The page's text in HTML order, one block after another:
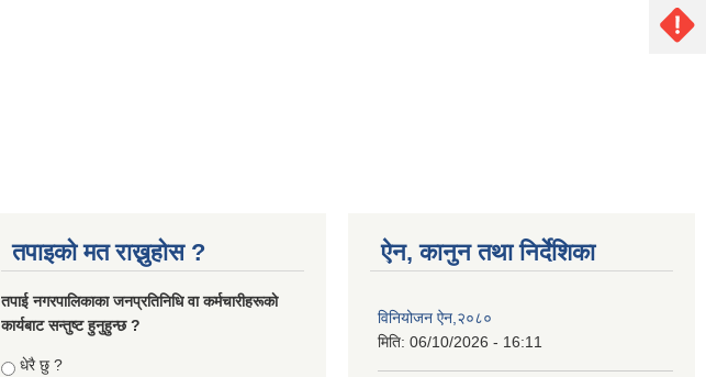
तपाइको मत राख्नुहोस ?
तपा‌ई नगरपालिकाका जनप्रतिनिधि वा कर्मचारीहरूकाे
कार्यबाट सन्तुष्ट हुनुहुन्छ ?
Choices
धेरै छु ?
ऐन, कानुन तथा निर्देशिका
विनियोजन ऐन,२०८०
मिति: 06/10/2026 - 16:11